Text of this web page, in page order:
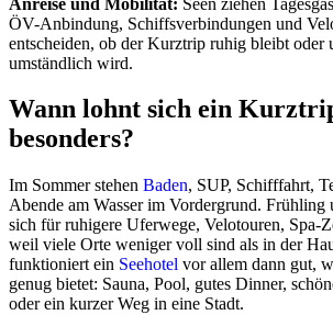
ÖV-Anbindung, Schiffsverbindungen und
entscheiden, ob der Kurztrip ruhig bleibt oder
umständlich wird.
Wann lohnt sich ein
besonders?
Im Sommer stehen Baden, SUP, Schifffahrt,
Abende am Wasser im Vordergrund. Frühling
sich für ruhigere Uferwege, Velotouren, Spa-
weil viele Orte weniger voll sind als in der
funktioniert ein Seehotel vor allem dann gut,
genug bietet: Sauna, Pool, gutes Dinner,
oder ein kurzer Weg in eine Stadt.